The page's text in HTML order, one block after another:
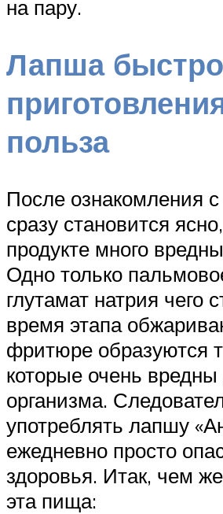
на пару.
Лапша
польза
После ознакомления
сразу становится
продукте много
Одно только
глутамат натрия чего
время этапа
фритюре образуются
которые очень
организма.
употреблять лапшу
ежедневно просто
здоровья. Итак, чем
эта пища: